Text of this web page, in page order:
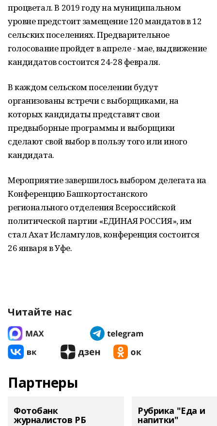
процветал. В 2019 году на муниципальном
уровне предстоит замещение 120 мандатов в 12
сельских поселениях. Предварительное
голосование пройдет в апреле - мае, выдвижение
кандидатов состоится 24-28 февраля.
В каждом сельском поселении будут
организованы встречи с выборщиками, на
которых кандидаты представят свои
предвыборные программы и выборщики
сделают свой выбор в пользу того или иного
кандидата.
Мероприятие завершилось выбором делегата на
Конференцию Башкортостанского
регионального отделения Всероссийской
политической партии «ЕДИНАЯ РОССИЯ», им
стал Ахат Исламгулов, конференция состоится
26 января в Уфе.
Читайте нас
Партнеры
Фотобанк
журналистов РБ
Рубрика "Еда и
напитки"